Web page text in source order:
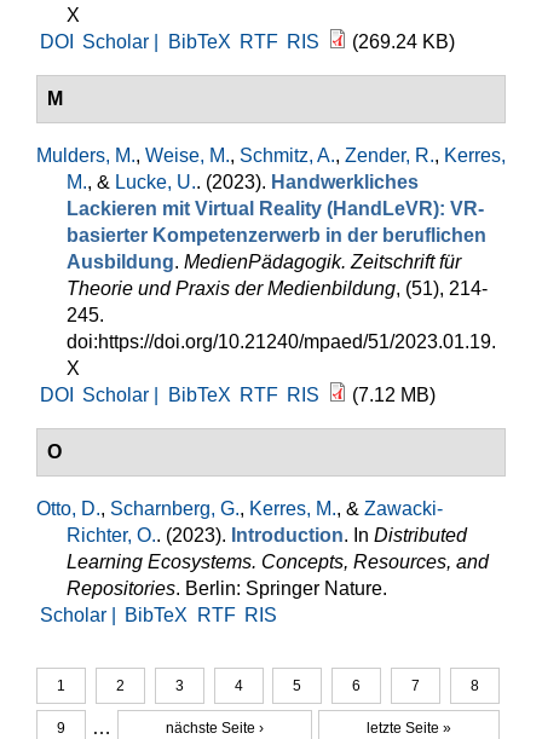
X
DOI
Scholar | BibTeX RTF RIS (269.24 KB)
M
Mulders, M., Weise, M., Schmitz, A., Zender, R., Kerres,
M., & Lucke, U.. (2023). Handwerkliches
Lackieren mit Virtual Reality (HandLeVR): VR-
basierter Kompetenzerwerb in der beruflichen
Ausbildung. MedienPädagogik. Zeitschrift für
Theorie und Praxis der Medienbildung, (51), 214-
245.
doi:https://doi.org/10.21240/mpaed/51/2023.01.19.
X
DOI
Scholar | BibTeX RTF RIS (7.12 MB)
O
Otto, D., Scharnberg, G., Kerres, M., & Zawacki-
Richter, O.. (2023). Introduction. In Distributed
Learning Ecosystems. Concepts, Resources, and
Repositories. Berlin: Springer Nature.
Scholar |
BibTeX RTF RIS
Seiten
1 2 3 4 5 6 7 8
9 … nächste Seite › letzte Seite »